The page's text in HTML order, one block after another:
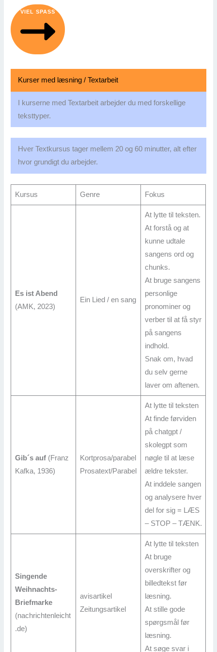
VIEL SPASS
Kurser med læsning / Textarbeit
I kurserne med Textarbeit arbejder du med forskellige
teksttyper.
Hver Textkursus tager mellem 20 og 60 minutter, alt efter
hvor grundigt du arbejder.
Kursus Genre Fokus
Es ist Abend
(AMK, 2023)
Ein Lied / en sang
At lytte til teksten.
At forstå og at
kunne udtale
sangens ord og
chunks.
At bruge sangens
personlige
pronominer og
verber til at få styr
på sangens
indhold.
Snak om, hvad
du selv gerne
laver om aftenen.
Gib´s auf (Franz
Kafka, 1936)
Kortprosa/parabel
Prosatext/Parabel
At lytte til teksten
At finde førviden
på chatgpt /
skolegpt som
nøgle til at læse
ældre tekster.
At inddele sangen
og analysere hver
del for sig = LÆS
– STOP – TÆNK.
Singende
Weihnachts-
Briefmarke
(nachrichtenleicht
.de)
avisartikel
Zeitungsartikel
At lytte til teksten
At bruge
overskrifter og
billedtekst før
læsning.
At stille gode
spørgsmål før
læsning.
At søge svar i